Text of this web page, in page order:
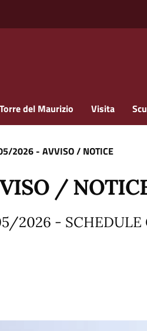
Torre del Maurizio Visita
2026 - AVVISO / NOTICE
/
2026 - SCHEDULE